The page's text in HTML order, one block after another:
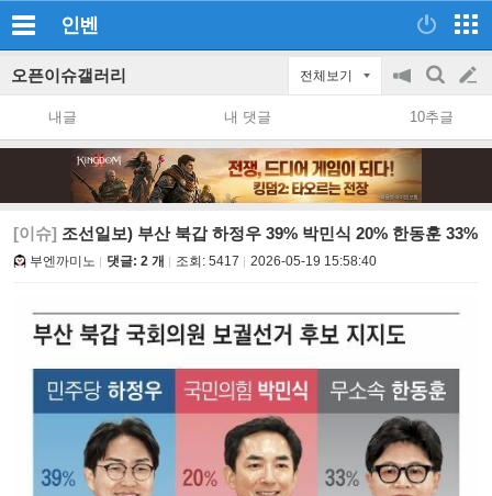
인벤
오픈이슈갤러리 전체보기
공
지
on/off
검
색
글
쓰
내글 내 댓글 10추글
[이슈] 조선일보) 부산 북갑 하정우 39% 박민식 20% 한동훈 33%
부엔까미노 댓글: 2 개 조회: 5417 2026-05-19 15:58:40